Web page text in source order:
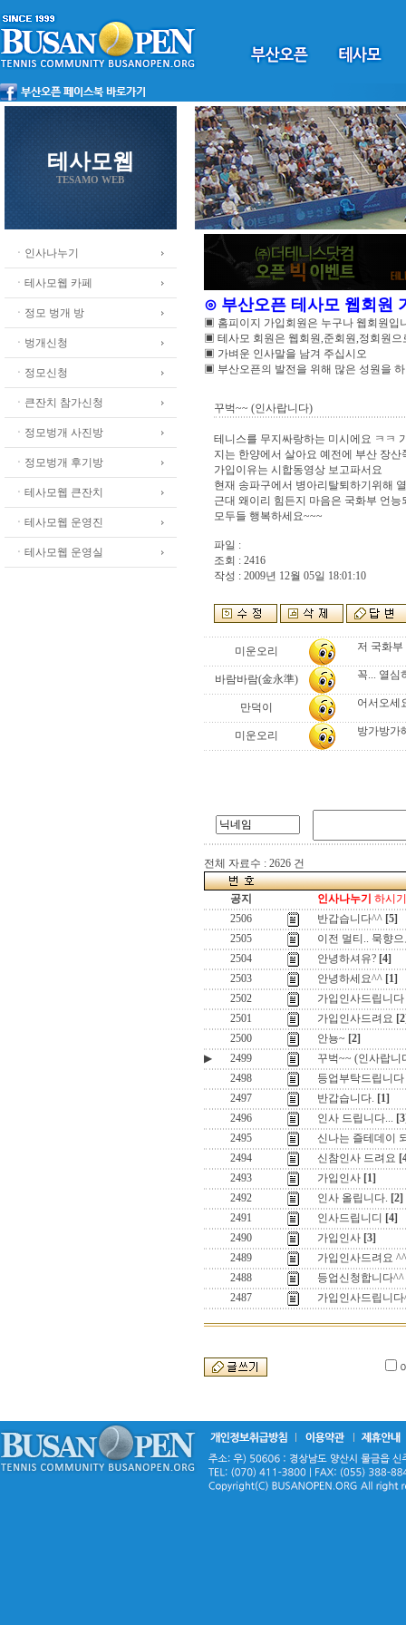
테사모웹
TESAMO WEB
ㆍ인사나누기
ㆍ테사모웹 카페
ㆍ정모 벙개 방
ㆍ벙개신청
ㆍ정모신청
ㆍ큰잔치 참가신청
ㆍ정모벙개 사진방
ㆍ정모벙개 후기방
ㆍ테사모웹 큰잔치
ㆍ테사모웹 운영진
ㆍ테사모웹 운영실
⊙ 부산오픈 테사모 웹회원
▣ 홈피이지 가입회원은 누구나 웹회원입
▣ 테사모 회원은 웹회원,준회원,정회원으
▣ 가벼운 인사말을 남겨 주십시오
▣ 부산오픈의 발전을 위해 많은 성원을
꾸벅~~ (인사랍니다)
테니스를 무지싸랑하는 미시에요 ㅋㅋ
지는 한양에서 살아요 예전에 부산 장
가입이유는 시합동영상 보고파서요
현재 송파구에서 병아리탈퇴하기위해
근대 왜이리 힘든지 마음은 국화부 언능
모두들 행복하세요~~~
파일 :
조회 : 2416
작성 : 2009년 12월 05일 18:01:10
미운오리 저 국화
바람바람(金永準) 꼭... 열심
만덕이 어서오세
미운오리 방가방가
전체 자료수 : 2626 건
공지 인사나누기 하시
2506
반갑습니다^^ [5]
2505
이전 멀티.. 묵향
2504
안녕하셔유? [4]
2503
안녕하세요^^ [1]
2502
가입인사드립니다
2501
가입인사드려요
2500
안뇽~ [2]
▶
2499
꾸벅~~ (인사랍니
2498
등업부탁드립니다
2497
반갑습니다. [1]
2496
인사 드립니다...
2495
신나는 즐테데이
2494
신참인사 드려요
2493
가입인사 [1]
2492
인사 올립니다. [2]
2491
인사드립니디
[4]
2490
가입인사 [3]
2489
가입인사드려요 ^^
2488
등업신청합니다^^
2487
가입인사드립니